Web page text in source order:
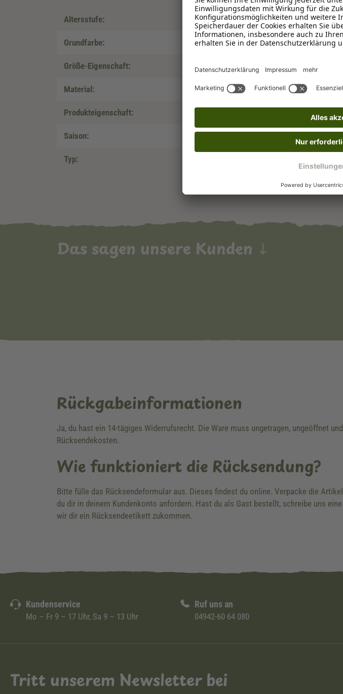
Altersstufe:
Grundfarbe:
Größe-Eigenschaft:
Material:
Produkteigenschaft:
Saison:
Typ:
Das sagen unsere Kunden
Rückgabeinformationen
Ja, du hast ein 14-tägiges Widerrufsrecht. Die Ware muss ungetragen, ungeöffnet
Rücksendekosten.
Wie funktioniert die Rücksendung?
Bitte fülle das Rücksendeformular aus. Dieses findest du online. Verpacke die
du dir in deinem Kundenkonto anfordern. Hast du als Gast bestellt, schreibe uns
wir dir ein Rücksendeetikett zukommen.
Kundenservice
Mo – Fr 9 – 17 Uhr, Sa 9 – 13 Uhr
Ruf uns an
04942-60 64 080
Tritt unserem Newsletter bei